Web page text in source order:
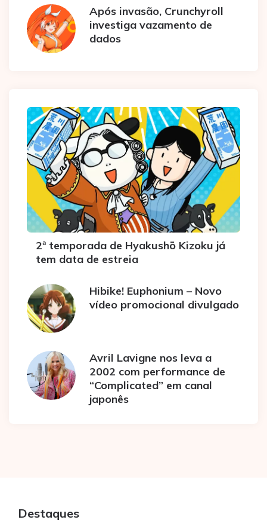
Após invasão, Crunchyroll
investiga vazamento de
dados
2ª temporada de Hyakushō Kizoku já
tem data de estreia
Hibike! Euphonium – Novo
vídeo promocional divulgado
Avril Lavigne nos leva a
2002 com performance de
“Complicated” em canal
japonês
Destaques